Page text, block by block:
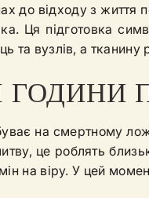
до відходу з життя
Ця підготовка
та вузлів, а
ГОДИНИ
на смертному
це роблять
на віру. У цей